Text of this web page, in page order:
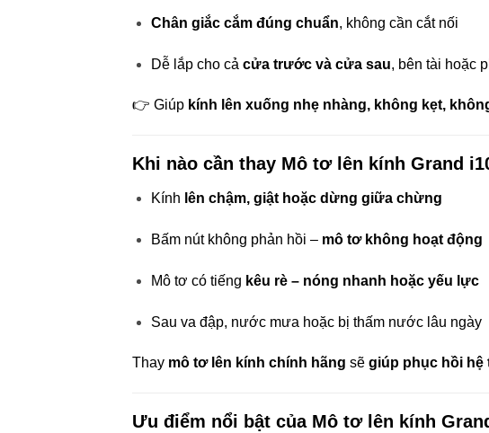
Chân giắc cắm đúng chuẩn, không cần cắt nối
Dễ lắp cho cả cửa trước và cửa sau, bên tài hoặc
👉 Giúp kính lên xuống nhẹ nhàng, không kẹt,
Khi nào cần thay Mô tơ lên kính Grand
Kính lên chậm, giật hoặc dừng giữa chừng
Bấm nút không phản hồi – mô tơ không hoạt động
Mô tơ có tiếng kêu rè – nóng nhanh hoặc yếu lực
Sau va đập, nước mưa hoặc bị thấm nước lâu ngày
Thay mô tơ lên kính chính hãng sẽ giúp phục hồi hệ
Ưu điểm nổi bật của Mô tơ lên kính